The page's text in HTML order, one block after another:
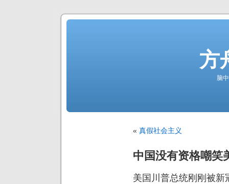
方
脑
« 真假社会主义
中国没有资格嘲笑
美国川普总统刚刚被